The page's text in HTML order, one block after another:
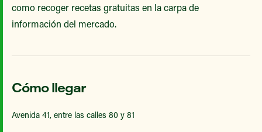
como recoger recetas gratuitas en la carpa de
información del mercado.
Cómo llegar
Avenida 41, entre las calles 80 y 81